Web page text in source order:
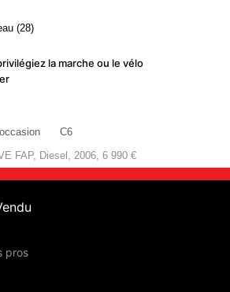
(28)
la marche ou le vélo
C6
FAP, Diesel, 2006, 6 990 €
pros